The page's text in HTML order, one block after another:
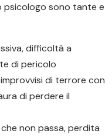
psicologo sono tante e
difficoltà a
di pericolo
di terrore con
di perdere il
non passa, perdita